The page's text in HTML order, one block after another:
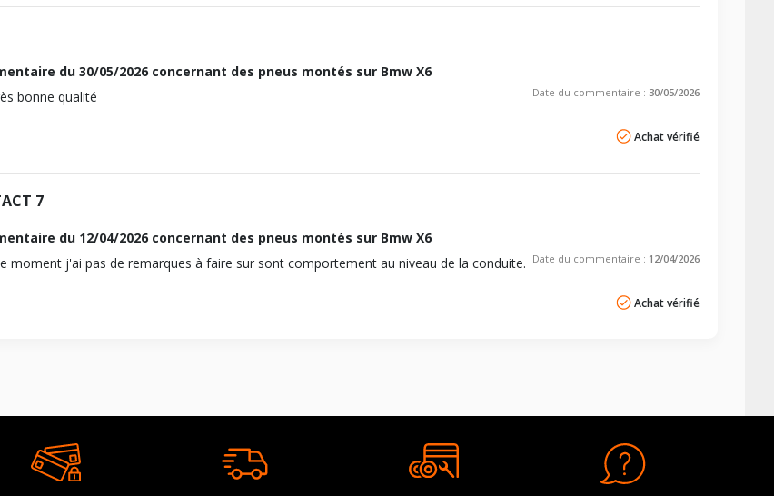
du 30/05/2026concernant des pneus montés sur Bmw X6
bonne qualité
Date du commentaire : 30/05/2026
Achat vérifié
7
du 12/04/2026concernant des pneus montés sur Bmw X6
moment j'ai pas de remarques à faire sur sont comportement au niveau de la conduite. Date du commentaire : 12/04/2026
Achat vérifié